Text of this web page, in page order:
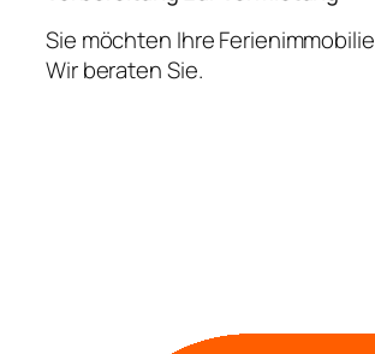
Sie möchten Ihre
Wir beraten Sie.